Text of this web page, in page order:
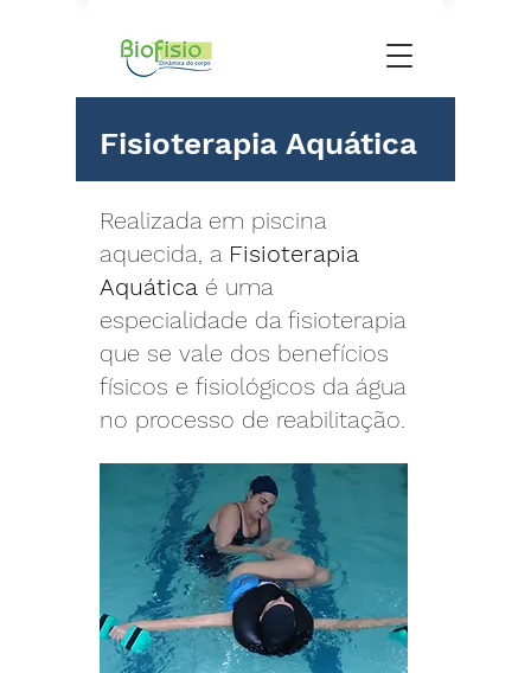
Fisioterapia Aquática
Realizada em piscina
aquecida, a Fisioterapia
Aquática é uma
especialidade da fisioterapia
que se vale dos benefícios
físicos e fisiológicos da água
no processo de reabilitação.